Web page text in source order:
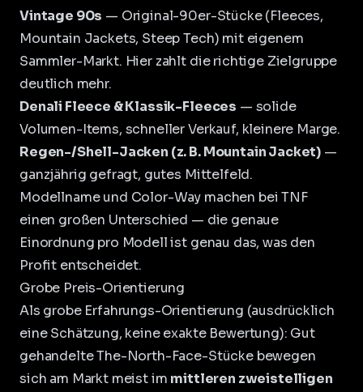
Vintage 90s — Original-90er-Stücke (Fleeces,
Mountain Jackets, Steep Tech) mit eigenem
Sammler-Markt. Hier zahlt die richtige Zielgruppe
deutlich mehr.
Denali Fleece & Klassik-Fleeces — solide
Volumen-Items, schneller Verkauf, kleinere Marge.
Regen-/Shell-Jacken (z. B. Mountain Jacket) —
ganzjährig gefragt, gutes Mittelfeld.
Modellname und Color-Way machen bei TNF
einen großen Unterschied — die genaue
Einordnung pro Modell ist genau das, was den
Profit entscheidet.
Grobe Preis-Orientierung
Als grobe Erfahrungs-Orientierung (ausdrücklich
eine Schätzung, keine exakte Bewertung): Gut
gehandelte The-North-Face-Stücke bewegen
sich am Markt meist im mittleren zweistelligen